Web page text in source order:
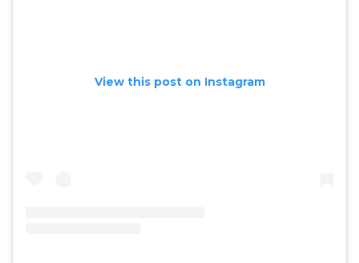
View this post on Instagram